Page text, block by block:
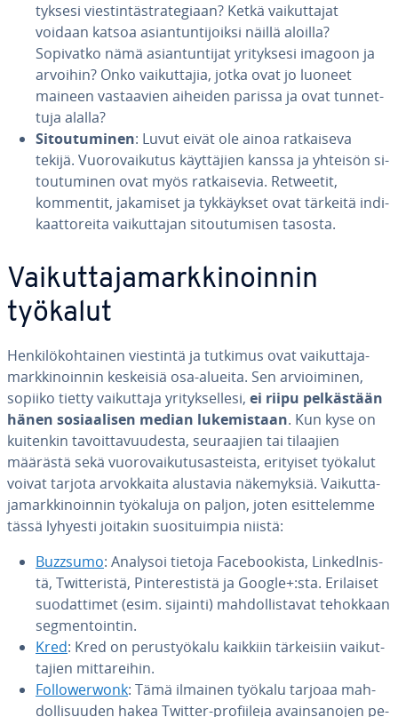
tyk­se­si vies­tin­tä­stra­te­gi­aan? Ketkä vai­kut­ta­jat
voidaan katsoa asian­tun­ti­joik­si näillä aloilla?
Sopivatko nämä asian­tun­ti­jat yri­tyk­se­si imagoon ja
arvoihin? Onko vai­kut­ta­jia, jotka ovat jo luoneet
maineen vas­taa­vien aiheiden parissa ja ovat tun­net­
tu­ja alalla?
Si­tou­tu­mi­nen: Luvut eivät ole ainoa rat­kai­se­va
tekijä. Vuo­ro­vai­ku­tus käyt­tä­jien kanssa ja yhteisön si­
tou­tu­mi­nen ovat myös rat­kai­se­via. Retweetit,
kommentit, jakamiset ja tyk­käyk­set ovat tärkeitä in­di­
kaat­to­rei­ta vai­kut­ta­jan si­tou­tu­mi­sen tasosta.
Vai­kut­ta­ja­mark­ki­noin­nin
työkalut
Hen­ki­lö­koh­tai­nen viestintä ja tutkimus ovat vai­kut­ta­ja­
mark­ki­noin­nin keskeisiä osa-alueita. Sen ar­vioi­mi­nen,
sopiiko tietty vai­kut­ta­ja yri­tyk­sel­le­si, ei riipu pel­käs­tään
hänen so­si­aa­li­sen median lu­ke­mis­taan. Kun kyse on
kuitenkin ta­voit­ta­vuu­des­ta, seu­raa­jien tai tilaajien
määrästä sekä vuo­ro­vai­ku­tusas­teis­ta, erityiset työkalut
voivat tarjota ar­vok­kai­ta alustavia nä­ke­myk­siä. Vai­kut­ta­
ja­mark­ki­noin­nin työkaluja on paljon, joten esit­te­lem­me
tässä lyhyesti joitakin suo­si­tuim­pia niistä:
Buzzsumo: Analysoi tietoja Face­boo­kis­ta, Lin­ke­dI­nis­
tä, Twit­te­ris­tä, Pin­te­res­tis­tä ja Google+:sta. Erilaiset
suo­dat­ti­met (esim. sijainti) mah­dol­lis­ta­vat tehokkaan
seg­men­toin­tin.
Kred: Kred on pe­rus­työ­ka­lu kaikkiin tär­kei­siin vai­kut­
ta­jien mit­ta­rei­hin.
Fol­lowerwonk: Tämä ilmainen työkalu tarjoaa mah­
dol­li­suu­den hakea Twitter-pro­fii­le­ja avain­sa­no­jen pe­